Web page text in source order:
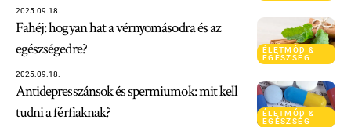
2025.09.18.
ÉLETMÓD &
EGÉSZSÉG
Fahéj: hogyan hat a vérnyomásodra és az
egészségedre?
2025.09.18.
ÉLETMÓD &
EGÉSZSÉG
Antidepresszánsok és spermiumok: mit kell
tudni a férfiaknak?